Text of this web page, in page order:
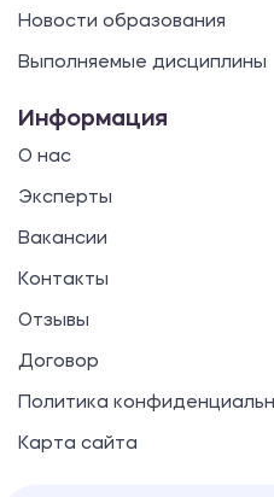
Новости образования
Выполняемые дисциплины
Информация
О нас
Эксперты
Вакансии
Контакты
Отзывы
Договор
Политика
Карта сайта